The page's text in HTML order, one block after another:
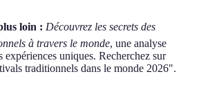
loin : Découvrez les secrets des
à travers le monde, une analyse
expériences uniques. Recherchez sur
traditionnels dans le monde 2026".